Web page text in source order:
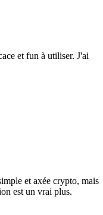
et fun à utiliser. J'ai
et axée crypto, mais
est un vrai plus.